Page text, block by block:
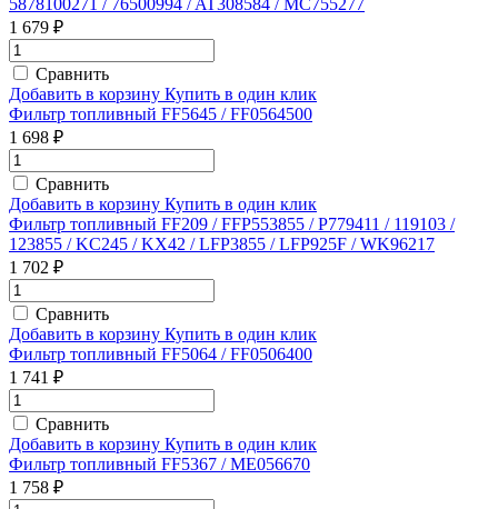
1 679 ₽
Сравнить
Добавить в корзину Купить в один клик
Фильтр топливный FF5645 / FF0564500
1 698 ₽
Сравнить
Добавить в корзину Купить в один клик
Фильтр топливный FF209 / FFP553855 / P779411 / 119103 /
123855 / KC245 / KX42 / LFP3855 / LFP925F / WK96217
1 702 ₽
Сравнить
Добавить в корзину Купить в один клик
Фильтр топливный FF5064 / FF0506400
1 741 ₽
Сравнить
Добавить в корзину Купить в один клик
Фильтр топливный FF5367 / ME056670
1 758 ₽